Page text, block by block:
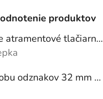
produktov
Fólia A4 pre atramentové tlačiarne - sada 10 ks
je 5 z 5 hviezdičiek.
Stroj na výrobu odznakov 32 mm a 58 mm + 250 ks odznakov
je 5 z 5 hviezdičiek.